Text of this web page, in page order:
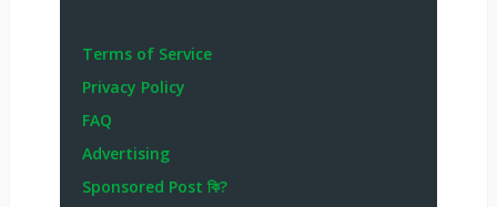
Terms of Service
Privacy Policy
FAQ
Advertising
Sponsored Post কি?